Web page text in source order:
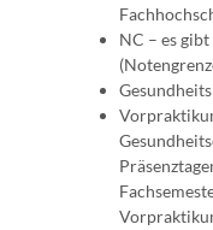
NC – es